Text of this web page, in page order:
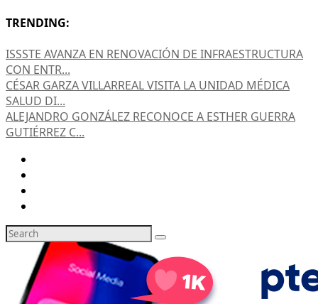
TRENDING:
ISSSTE AVANZA EN RENOVACIÓN DE INFRAESTRUCTURA
CON ENTR...
CÉSAR GARZA VILLARREAL VISITA LA UNIDAD MÉDICA
SALUD DI...
ALEJANDRO GONZÁLEZ RECONOCE A ESTHER GUERRA
GUTIÉRREZ C...